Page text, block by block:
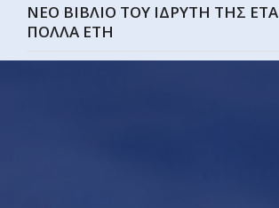
ΝΕΟ ΒΙΒΛΙΟ ΤΟΥ ΙΔΡΥΤΗ ΤΗΣ
ΠΟΛΛΑ ΕΤΗ